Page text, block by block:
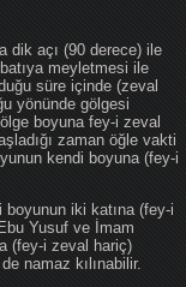
dik açı (90 derece) ile
meyletmesi ile
süre içinde (zeval
yönünde gölgesi
boyuna fey-i zeval
zaman öğle vakti
kendi boyuna (fey-i
iki katına (fey-i
Yusuf ve İmam
(fey-i zeval hariç)
namaz kılınabilir.